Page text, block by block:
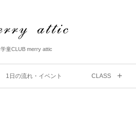
学童CLUB merry attic
1⽇の流れ・イベント CLASS